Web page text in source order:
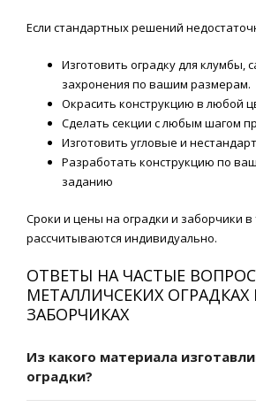
Если стандартных решений
Изготовить оградку для клумбы,
захронения по вашим размерам.
Окрасить конструкцию в любой
Сделать секции с любым шагом
Изготовить угловые и
Разработать конструкцию по
заданию
Сроки и цены на оградки и заборчики в
рассчитываются индивидуально.
ОТВЕТЫ НА ЧАСТЫЕ
МЕТАЛЛИЧСЕКИХ ОГРАДКАХ
ЗАБОРЧИКАХ
Из какого материала
оградки?